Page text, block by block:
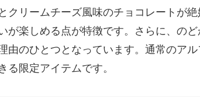
クリームチーズ風味のチョコレートが
が楽しめる点が特徴です。さらに、の
由のひとつとなっています。通常のア
る限定アイテムです。